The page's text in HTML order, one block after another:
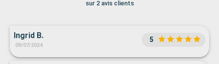
sur 2 avis clients
Ingrid B.
09/07/2024
5